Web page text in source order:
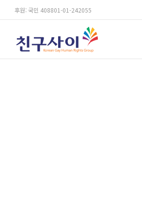
후원: 국민 408801-01-242055